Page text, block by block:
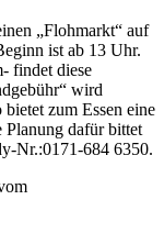
„Flohmarkt“ auf
ist ab 13 Uhr.
findet diese
wird
zum Essen eine
Planung dafür bittet
Nr.:0171-684 6350.